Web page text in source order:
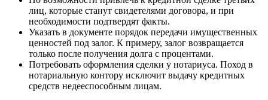
лиц, которые станут свидетелями договора, и при
необходимости подтвердят факты.
Указать в документе порядок передачи имущественных
ценностей под залог. К примеру, залог возвращается
только после получения долга с процентами.
Потребовать оформления сделки у нотариуса. Поход в
нотариальную контору исключит выдачу кредитных
средств недееспособным лицам.